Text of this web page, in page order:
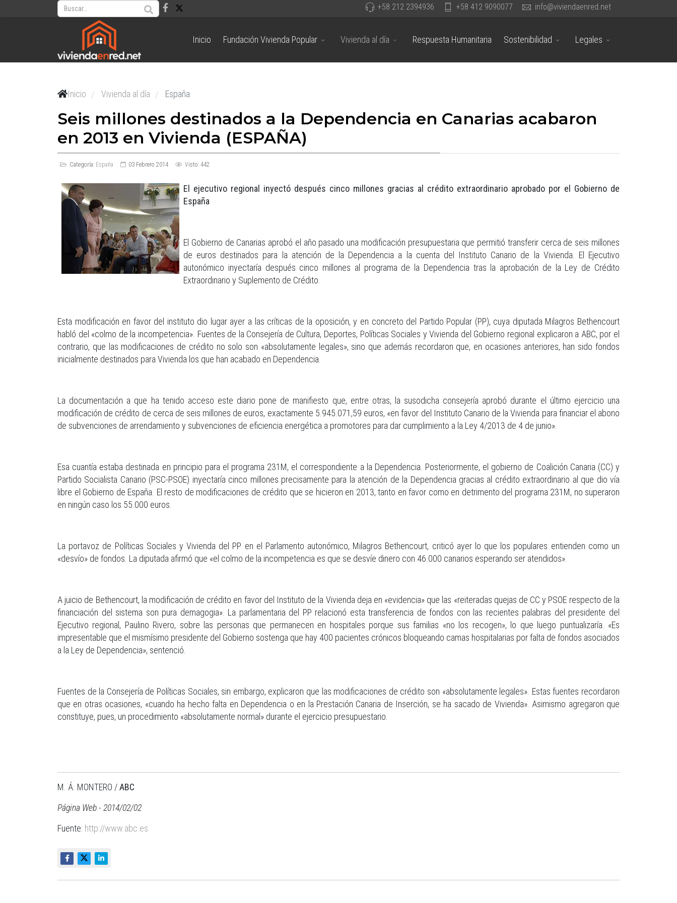
+58 212 2394936 +58 412 9090077 info@viviendaenred.net
Inicio Fundación Vivienda Popular Vivienda al día Respuesta Humanitaria Sostenibilidad Legales
Inicio / Vivienda al día / España
Seis millones destinados a la Dependencia en Canarias acabaron
en 2013 en Vivienda (ESPAÑA)
Categoría: España 03 Febrero 2014 Visto: 442
El ejecutivo regional inyectó después cinco millones gracias al crédito extraordinario aprobado por el Gobierno de
España
El Gobierno de Canarias aprobó el año pasado una modificación presupuestaria que permitió transferir cerca de seis millones
de euros destinados para la atención de la Dependencia a la cuenta del Instituto Canario de la Vivienda. El Ejecutivo
autonómico inyectaría después cinco millones al programa de la Dependencia tras la aprobación de la Ley de Crédito
Extraordinario y Suplemento de Crédito.
Esta modificación en favor del instituto dio lugar ayer a las críticas de la oposición, y en concreto del Partido Popular (PP), cuya diputada Milagros Bethencourt
habló del «colmo de la incompetencia». Fuentes de la Consejería de Cultura, Deportes, Políticas Sociales y Vivienda del Gobierno regional explicaron a ABC, por el
contrario, que las modificaciones de crédito no solo son «absolutamente legales», sino que además recordaron que, en ocasiones anteriores, han sido fondos
inicialmente destinados para Vivienda los que han acabado en Dependencia.
La documentación a que ha tenido acceso este diario pone de manifiesto que, entre otras, la susodicha consejería aprobó durante el último ejercicio una
modificación de crédito de cerca de seis millones de euros, exactamente 5.945.071,59 euros, «en favor del Instituto Canario de la Vivienda para financiar el abono
de subvenciones de arrendamiento y subvenciones de eficiencia energética a promotores para dar cumplimiento a la Ley 4/2013 de 4 de junio».
Esa cuantía estaba destinada en principio para el programa 231M, el correspondiente a la Dependencia. Posteriormente, el gobierno de Coalición Canaria (CC) y
Partido Socialista Canario (PSC-PSOE) inyectaría cinco millones precisamente para la atención de la Dependencia gracias al crédito extraordinario al que dio vía
libre el Gobierno de España. El resto de modificaciones de crédito que se hicieron en 2013, tanto en favor como en detrimento del programa 231M, no superaron
en ningún caso los 55.000 euros.
La portavoz de Políticas Sociales y Vivienda del PP en el Parlamento autonómico, Milagros Bethencourt, criticó ayer lo que los populares entienden como un
«desvío» de fondos. La diputada afirmó que «el colmo de la incompetencia es que se desvíe dinero con 46.000 canarios esperando ser atendidos».
A juicio de Bethencourt, la modificación de crédito en favor del Instituto de la Vivienda deja en «evidencia» que las «reiteradas quejas de CC y PSOE respecto de la
financiación del sistema son pura demagogia». La parlamentaria del PP relacionó esta transferencia de fondos con las recientes palabras del presidente del
Ejecutivo regional, Paulino Rivero, sobre las personas que permanecen en hospitales porque sus familias «no los recogen», lo que luego puntualizaría. «Es
impresentable que el mismísimo presidente del Gobierno sostenga que hay 400 pacientes crónicos bloqueando camas hospitalarias por falta de fondos asociados
a la Ley de Dependencia», sentenció.
Fuentes de la Consejería de Políticas Sociales, sin embargo, explicaron que las modificaciones de crédito son «absolutamente legales». Estas fuentes recordaron
que en otras ocasiones, «cuando ha hecho falta en Dependencia o en la Prestación Canaria de Inserción, se ha sacado de Vivienda». Asimismo agregaron que
constituye, pues, un procedimiento «absolutamente normal» durante el ejercicio presupuestario.
M. Á. MONTERO /ABC
Página Web - 2014/02/02
Fuente: http://www.abc.es